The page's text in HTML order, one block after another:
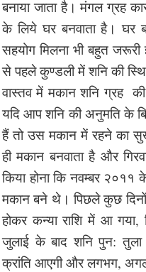
बनाया जाता है। मंगल ग्रह
के लिये घर बनवाता है।
सहयोग मिलना भी बहुत
से पहले कुण्डली में शनि की
वास्तव में मकान शनि ग्रह
यदि आप शनि की अनुमति के
हैं तो उस मकान में रहने का
ही मकान बनवाता है और
किया होना कि नवम्बर
मकान बने थे। पिछले कुछ
होकर कन्या राशि में आ गया,
जुलाई के बाद शनि पुन: तुला
क्रांति आएगी और लगभग,